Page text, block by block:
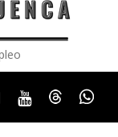
Instagram
YoutubeThreads